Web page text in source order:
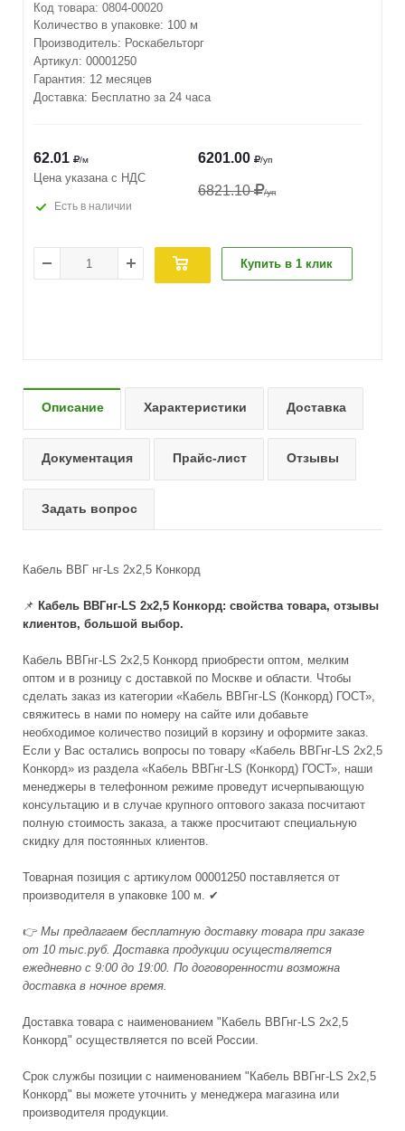
Код товара: 0804-00020
Количество в упаковке: 100 м
Производитель: Роскабельторг
Артикул: 00001250
Гарантия: 12 месяцев
Доставка: Бесплатно за 24 часа
6201.00 /уп
6821.10 /уп
62.01 /м
Цена указана с НДС
Есть в наличии
Купить в 1 клик
Описание Характеристики Доставка
Документация Прайс-лист Отзывы
Задать вопрос
Кабель ВВГ нг-Ls 2х2,5 Конкорд
📌 Кабель ВВГнг-LS 2x2,5 Конкорд: свойства товара, отзывы
клиентов, большой выбор.
Кабель ВВГнг-LS 2x2,5 Конкорд приобрести оптом, мелким
оптом и в розницу с доставкой по Москве и области. Чтобы
сделать заказ из категории «Кабель ВВГнг-LS (Конкорд) ГОСТ»,
свяжитесь в нами по номеру на сайте или добавьте
необходимое количество позиций в корзину и оформите заказ.
Если у Вас остались вопросы по товару «Кабель ВВГнг-LS 2x2,5
Конкорд» из раздела «Кабель ВВГнг-LS (Конкорд) ГОСТ», наши
менеджеры в телефонном режиме проведут исчерпывающую
консультацию и в случае крупного оптового заказа посчитают
полную стоимость заказа, а также просчитают специальную
скидку для постоянных клиентов.
Товарная позиция с артикулом 00001250 поставляется от
производителя в упаковке 100 м. ✔
👉 Мы предлагаем бесплатную доставку товара при заказе
от 10 тыс.руб. Доставка продукции осуществляется
ежедневно с 9:00 до 19:00. По договоренности возможна
доставка в ночное время.
Доставка товара с наименованием "Кабель ВВГнг-LS 2x2,5
Конкорд" осуществляется по всей России.
Срок службы позиции с наименованием "Кабель ВВГнг-LS 2x2,5
Конкорд" вы можете уточнить у менеджера магазина или
производителя продукции.